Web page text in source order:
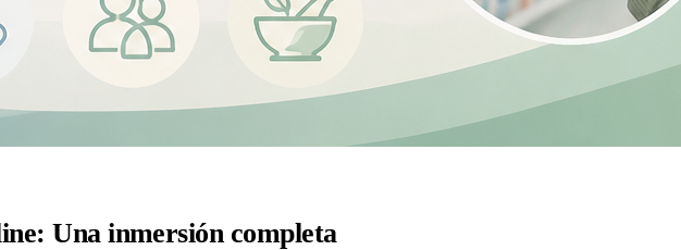
Una inmersión completa